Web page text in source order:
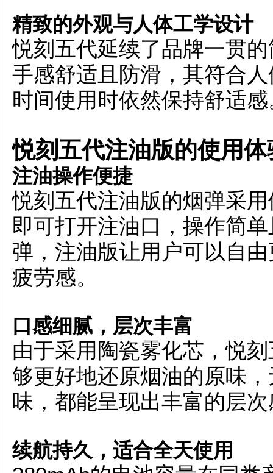
精致的外观与人体工学设计
悦刻五代延续了品牌一贯
手感舒适且防滑，其符合
时间使用时依然保持舒适感
悦刻五代注油版的使用体
注油操作便捷
悦刻五代注油版的烟弹采用
即可打开注油口，操作简
弹，注油版让用户可以自
疲劳感。
口感细腻，层次丰富
由于采用陶瓷雾化芯，悦
够更好地还原烟油的原味
味，都能呈现出丰富的层
续航持久，适合全天使用